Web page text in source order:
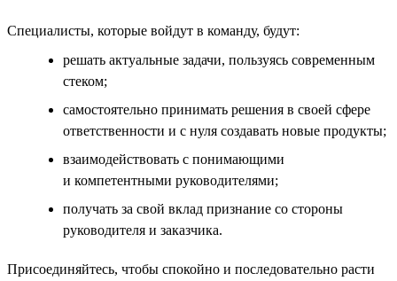
Специалисты, которые войдут в команду, будут:
решать актуальные задачи, пользуясь современным
стеком;
самостоятельно принимать решения в своей сфере
ответственности и с нуля создавать новые продукты;
взаимодействовать с понимающими
и компетентными руководителями;
получать за свой вклад признание со стороны
руководителя и заказчика.
Присоединяйтесь, чтобы спокойно и последовательно расти